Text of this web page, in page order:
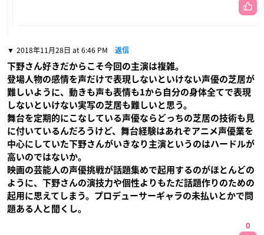
2018年11月28日 at 6:46 PM 返信
下野さん好きだからこそ今回の主演は複雑。
登場人物の感情を声だけで表現しないといけない声優の芝居が
難しいように、動きも声も表情も1から自分の身体全てで表現
しないといけない実写の芝居も難しいと思う。
舞台を定期的にこなしている声優ならどっちの芝居の技術も見
に付いているんだろうけど、舞台経験はあれぞアニメ声優業を
中心にしていた下野さんがいきなり主演というのはハードルが
高いのではないか。
映画の芸能人の声優挑戦が話題集めで起用するのがほとんどの
ように、下野さんの演技力や個性よりもただ話題作りのための
起用に思えてしまう。プロデューサーギャラの未払いとかで問
題ある人と聞くし。
0